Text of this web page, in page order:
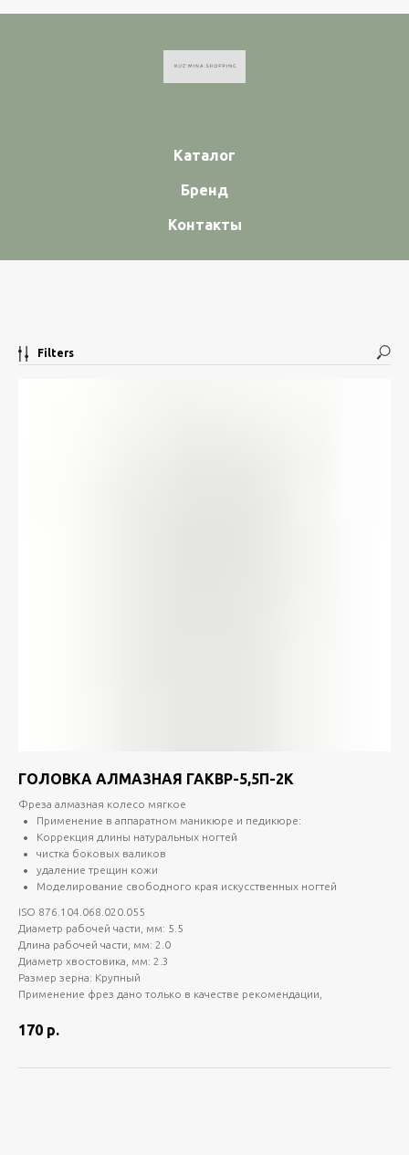
Каталог
Бренд
Контакты
Filters
ГОЛОВКА АЛМАЗНАЯ ГАКВР-5,5П-2K
Фреза алмазная колесо мягкое
Применение в аппаратном маникюре и педикюре:
Коррекция длины натуральных ногтей
чистка боковых валиков
удаление трещин кожи
Моделирование свободного края искусственных ногтей
ISO 876.104.068.020.055
Диаметр рабочей части, мм: 5.5
Длина рабочей части, мм: 2.0
Диаметр хвостовика, мм: 2.3
Размер зерна: Крупный
Применение фрез дано только в качестве рекомендации,
170 р.